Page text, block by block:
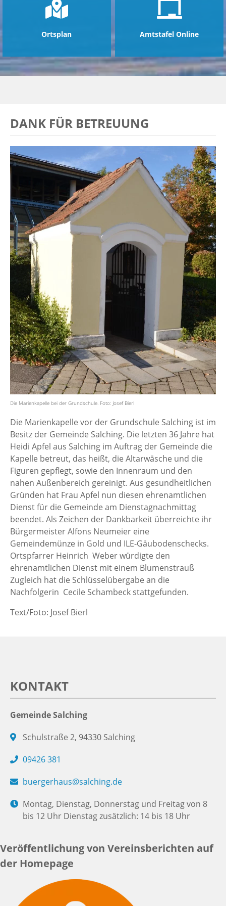
Ortsplan Amtstafel Online
DANK FÜR BETREUUNG
Die Marienkapelle bei der Grundschule. Foto: Josef Bierl
Die Marienkapelle vor der Grundschule Salching ist im
Besitz der Gemeinde Salching. Die letzten 36 Jahre hat
Heidi Apfel aus Salching im Auftrag der Gemeinde die
Kapelle betreut, das heißt, die Altarwäsche und die
Figuren gepflegt, sowie den Innenraum und den
nahen Außenbereich gereinigt. Aus gesundheitlichen
Gründen hat Frau Apfel nun diesen ehrenamtlichen
Dienst für die Gemeinde am Dienstagnachmittag
beendet. Als Zeichen der Dankbarkeit überreichte ihr
Bürgermeister Alfons Neumeier eine
Gemeindemünze in Gold und ILE-Gäubodenschecks.
Ortspfarrer Heinrich Weber würdigte den
ehrenamtlichen Dienst mit einem Blumenstrauß
Zugleich hat die Schlüsselübergabe an die
Nachfolgerin Cecile Schambeck stattgefunden.
Text/Foto: Josef Bierl
KONTAKT
Gemeinde Salching
Schulstraße 2, 94330 Salching
09426 381
buergerhaus@salching.de
Montag, Dienstag, Donnerstag und Freitag von 8
bis 12 Uhr Dienstag zusätzlich: 14 bis 18 Uhr
Veröffentlichung von Vereinsberichten auf
der Homepage